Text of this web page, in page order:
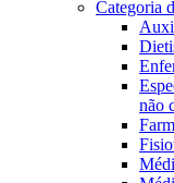
Categoria
não